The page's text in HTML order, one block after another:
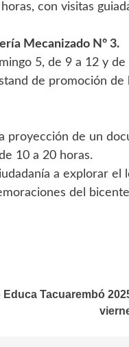
con visitas
Mecanizado Nº 3.
5, de 9 a 12 y de
de promoción de
proyección de un
10 a 20 horas.
a explorar el
del
Educa Tacuarembó